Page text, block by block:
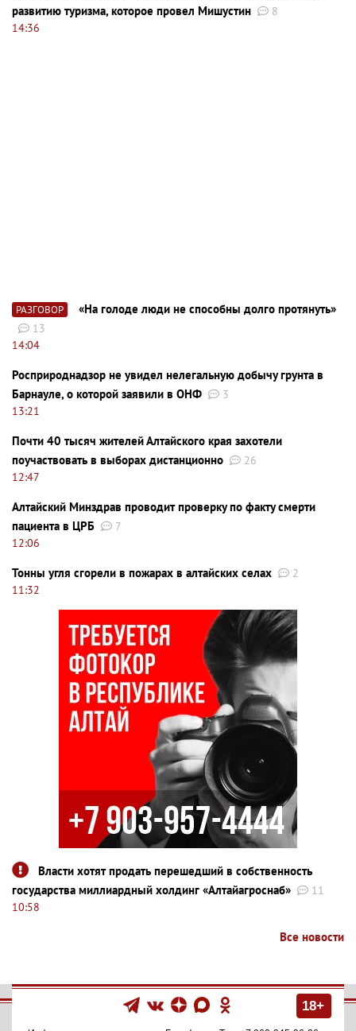
развитию туризма, которое провел Мишустин
8
14:36
РАЗГОВОР «На голоде люди не способны долго протянуть»
13
14:04
Росприроднадзор не увидел нелегальную добычу грунта в
Барнауле, о которой заявили в ОНФ
3
13:21
Почти 40 тысяч жителей Алтайского края захотели
поучаствовать в выборах дистанционно
26
12:47
Алтайский Минздрав проводит проверку по факту смерти
пациента в ЦРБ
7
12:06
Тонны угля сгорели в пожарах в алтайских селах
2
11:32
Власти хотят продать перешедший в собственность
государства миллиардный холдинг «Алтайагроснаб»
11
10:58
Все новости
18+